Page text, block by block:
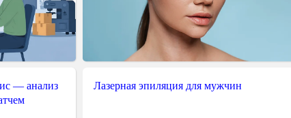
— анализ
Лазерная эпиляция для мужчин